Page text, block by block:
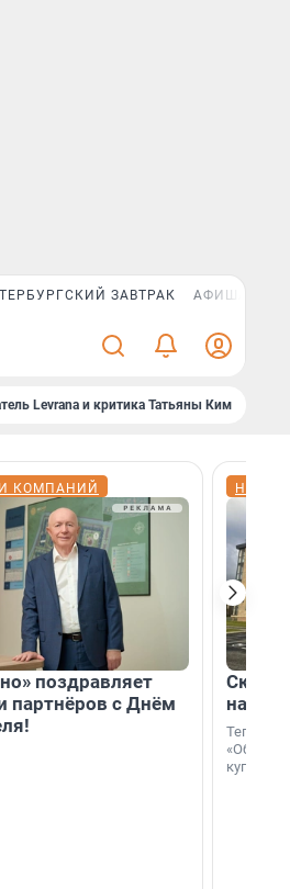
ЗАВТРАК АФИША PLUS
Levrana и критика Татьяны Ким
КОМПАНИЙ
поздравляет
партнёров с Днём
на
Теперь
купить